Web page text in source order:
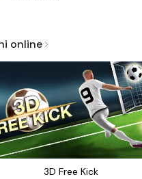
online
3D Free Kick